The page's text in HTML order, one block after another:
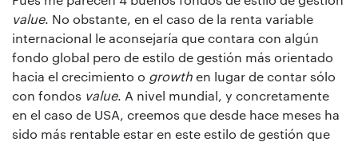
value. No obstante, en el caso de la renta variable
internacional le aconsejaría que contara con algún
fondo global pero de estilo de gestión más orientado
hacia el crecimiento o growth en lugar de contar sólo
con fondos value. A nivel mundial, y concretamente
en el caso de USA, creemos que desde hace meses ha
sido más rentable estar en este estilo de gestión que